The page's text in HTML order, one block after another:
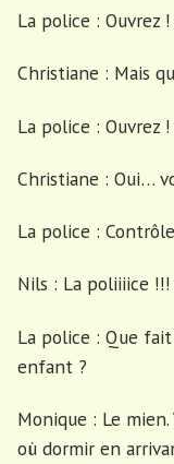
La police : Ouvrez
Christiane : Mais
La police : Ouvrez !
Christiane : Oui…
La police :
Nils : La poliiiice !!!
La police : Que
enfant ?
Monique : Le mien.
où dormir en